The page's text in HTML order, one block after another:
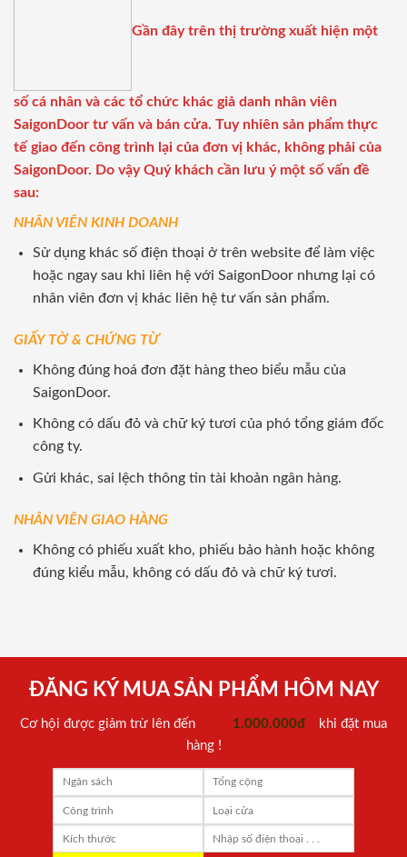
Gần đây trên thị trường xuất hiện một
số cá nhân và các tổ chức khác giả danh nhân viên
SaigonDoor tư vấn và bán cửa. Tuy nhiên sản phẩm thực
tế giao đến công trình lại của đơn vị khác, không phải của
SaigonDoor. Do vậy Quý khách cần lưu ý một số vấn đề
sau:
NHÂN VIÊN KINH DOANH
Sử dụng khác số điện thoại ở trên website để làm việc
hoặc ngay sau khi liên hệ với SaigonDoor nhưng lại có
nhân viên đơn vị khác liên hệ tư vấn sản phẩm.
GIẤY TỜ & CHỨNG TỪ
Không đúng hoá đơn đặt hàng theo biểu mẫu của
SaigonDoor.
Không có dấu đỏ và chữ ký tươi của phó tổng giám đốc
công ty.
Gửi khác, sai lệch thông tin tài khoản ngân hàng.
NHÂN VIÊN GIAO HÀNG
Không có phiếu xuất kho, phiếu bảo hành hoặc không
đúng kiểu mẫu, không có dấu đỏ và chữ ký tươi.
ĐĂNG KÝ MUA SẢN PHẨM HÔM NAY
Cơ hội được giảm trừ lên đến 1.000.000đ
khi đặt mua
hàng !